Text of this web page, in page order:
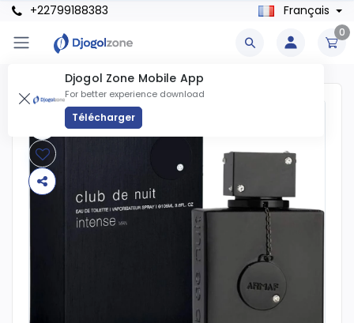
+22799188383 Français
0
Djogol Zone Mobile App
For better experience download
Télécharger